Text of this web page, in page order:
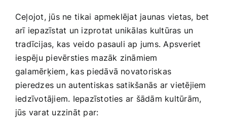
Ceļojot, jūs ne ⁤tikai apmeklējat jaunas vietas, bet
arī iepazīstat un izprotat unikālas kultūras⁤ un⁤
tradīcijas, kas ‍veido pasauli ap jums. Apsveriet
⁢iespēju pievērsties ⁣mazāk zināmiem‌
galamērķiem, kas ⁤piedāvā novatoriskas
pieredzes un autentiskas satikšanās ar​ vietējiem
iedzīvotājiem. Iepazīstoties ar šādām ​kultūrām,
jūs varat uzzināt par: